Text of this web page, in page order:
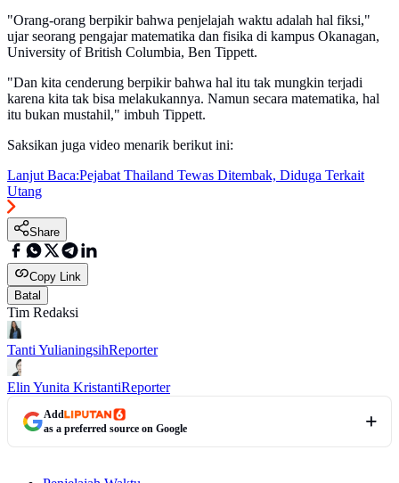
"Orang-orang berpikir bahwa penjelajah waktu adalah hal fiksi,"
ujar seorang pengajar matematika dan fisika di kampus Okanagan,
University of British Columbia, Ben Tippett.
"Dan kita cenderung berpikir bahwa hal itu tak mungkin terjadi
karena kita tak bisa melakukannya. Namun secara matematika, hal
itu bukan mustahil," imbuh Tippett.
Saksikan juga video menarik berikut ini:
Lanjut Baca:Pejabat Thailand Tewas Ditembak, Diduga Terkait
Utang
Share
Copy Link
Batal
Tim Redaksi
Tanti YulianingsihReporter
Elin Yunita KristantiReporter
Add
as a preferred source on Google